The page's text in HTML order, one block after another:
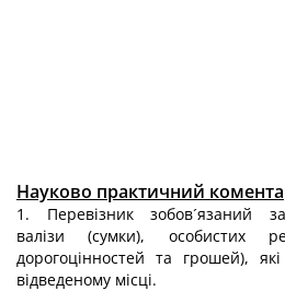
Науково практичний
1. Перевізник зобов´язаний
валізи (сумки), особистих
дорогоцінностей та грошей),
відведеному місці.